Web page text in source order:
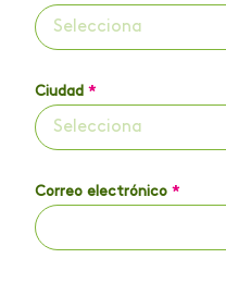
Selecciona
Ciudad *
Selecciona
Correo electrónico *